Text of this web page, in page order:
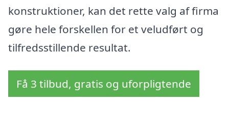
konstruktioner, kan det rette valg af firma
gøre hele forskellen for et veludført og
tilfredsstillende resultat.
Få 3 tilbud, gratis og uforpligtende